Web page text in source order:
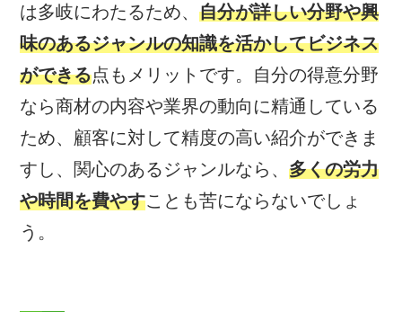
は多岐にわたるため、自分が詳しい分野や興
味のあるジャンルの知識を活かしてビジネス
ができる点もメリットです。自分の得意分野
なら商材の内容や業界の動向に精通している
ため、顧客に対して精度の高い紹介ができま
すし、関心のあるジャンルなら、多くの労力
や時間を費やすことも苦にならないでしょ
う。